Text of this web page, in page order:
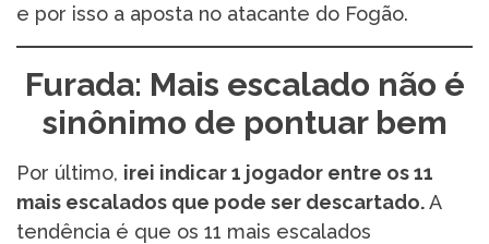
e por isso a aposta no atacante do Fogão.
Furada: Mais escalado não é
sinônimo de pontuar bem
Por último, irei indicar 1 jogador entre os 11
mais escalados que pode ser descartado.A
tendência é que os 11 mais escalados